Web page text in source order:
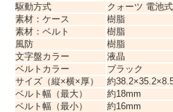
駆動方式
クォーツ 電池式
素材：ケース
樹脂
素材：ベルト
樹脂
風防
樹脂
文字盤カラー
液晶
ベルトカラー
ブラック
サイズ（縦×横×厚）
約
ベルト幅（最大）
約18mm
ベルト幅（最小）
約16mm